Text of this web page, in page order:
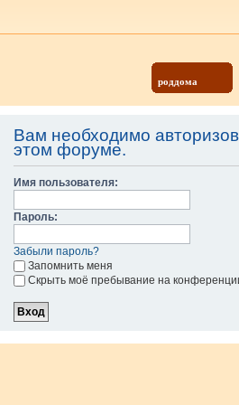
роддома
Вам необходимо
этом форуме.
Имя пользователя:
Пароль:
Забыли пароль?
Запомнить меня
Скрыть моё пребывание на